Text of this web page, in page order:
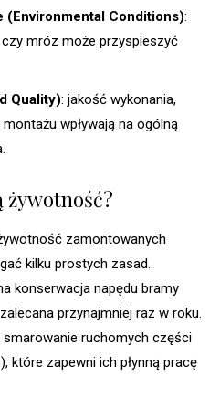
Conditions):
mróz może przyspieszyć
Quality): jakość wykonania,
wpływają na ogólną
żywotność?
zamontowanych
kilku prostych zasad.
konserwacja napędu bramy
przynajmniej raz w roku.
smarowanie ruchomych części
które zapewni ich płynną pracę